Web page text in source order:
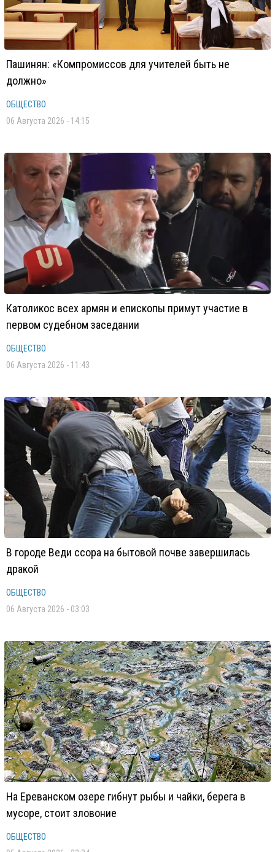
Пашинян: «Компромиссов для учителей быть не
должно»
ОБЩЕСТВО
06 Августа 2026 - 14:15
Католикос всех армян и епископы примут участие в
первом судебном заседании
ОБЩЕСТВО
06 Августа 2026 - 11:43
В городе Веди ссора на бытовой почве завершилась
дракой
ОБЩЕСТВО
06 Августа 2026 - 03:03
На Ереванском озере гибнут рыбы и чайки, берега в
мусоре, стоит зловоние
ОБЩЕСТВО